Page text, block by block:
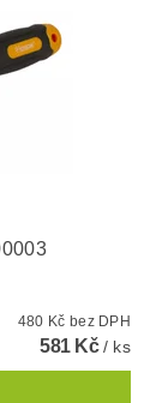
480 Kč bez DPH
581 Kč/ ks